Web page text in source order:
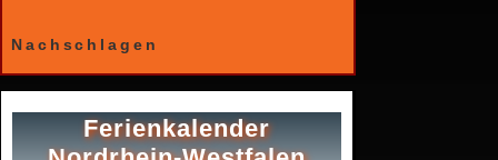
Nachschlagen
Ferienkalender